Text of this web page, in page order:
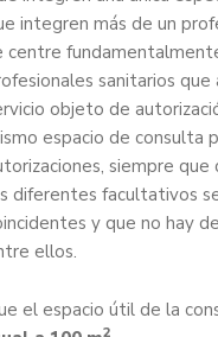
integren más de un
centre
sanitarios
objeto de
espacio de consulta
siempre
diferentes facultativos
y que no hay
ellos.
el espacio útil de la
2